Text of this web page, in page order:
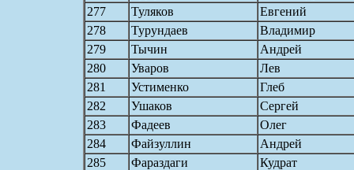
277
Туляков
Евгений
278
Турундаев
Владимир
279
Тычин
Андрей
280
Уваров
Лев
281
Устименко
Глеб
282
Ушаков
Сергей
283
Фадеев
Олег
284
Файзуллин
Андрей
285
Фараздаги
Кудрат